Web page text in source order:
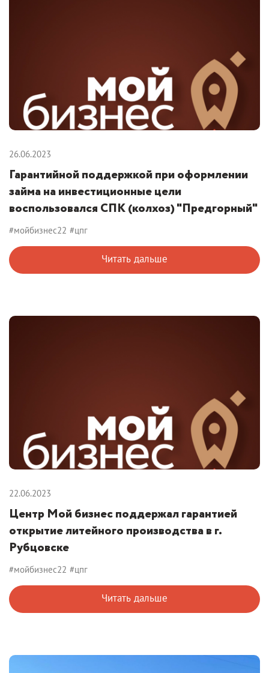
26.06.2023
Гарантийной поддержкой при оформлении
займа на инвестиционные цели
воспользовался СПК (колхоз) "Предгорный"
#мойбизнес22 #цпг
Читать дальше
22.06.2023
Центр Мой бизнес поддержал гарантией
открытие литейного производства в г.
Рубцовске
#мойбизнес22 #цпг
Читать дальше